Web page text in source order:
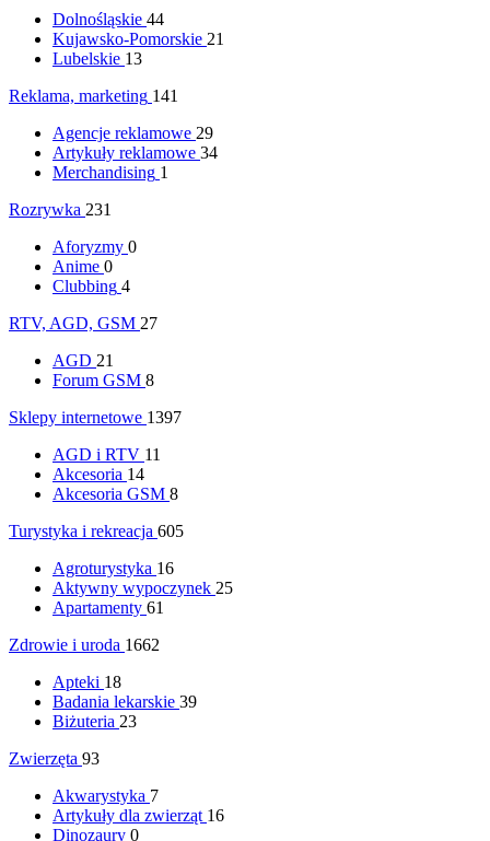
Dolnośląskie 44
Kujawsko-Pomorskie 21
Lubelskie 13
Reklama, marketing 141
Agencje reklamowe 29
Artykuły reklamowe 34
Merchandising 1
Rozrywka 231
Aforyzmy 0
Anime 0
Clubbing 4
RTV, AGD, GSM 27
AGD 21
Forum GSM 8
Sklepy internetowe 1397
AGD i RTV 11
Akcesoria 14
Akcesoria GSM 8
Turystyka i rekreacja 605
Agroturystyka 16
Aktywny wypoczynek 25
Apartamenty 61
Zdrowie i uroda 1662
Apteki 18
Badania lekarskie 39
Biżuteria 23
Zwierzęta 93
Akwarystyka 7
Artykuły dla zwierząt 16
Dinozaury 0